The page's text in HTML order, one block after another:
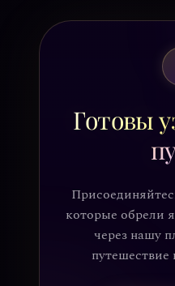
Готовы
которые обрели
через нашу
путешествие